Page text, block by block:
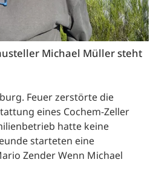
Michael Müller steht
Feuer zerstörte die
eines Cochem-Zeller
hatte keine
starteten eine
Zender Wenn Michael